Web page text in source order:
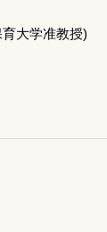
大学准教授)